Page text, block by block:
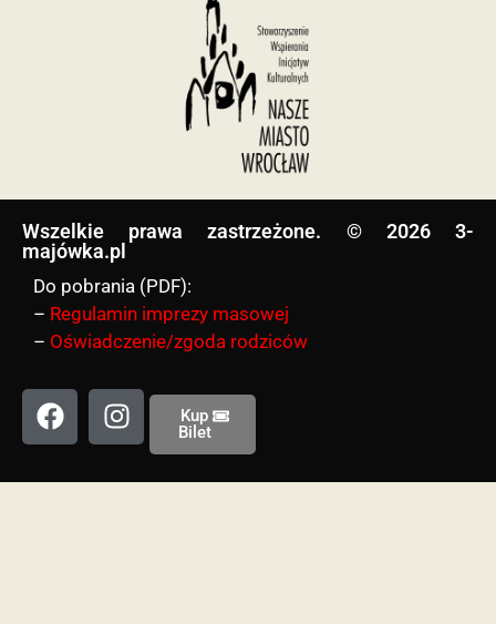
Wszelkie prawa zastrzeżone. © 2026 3-
majówka.pl​
Do pobrania (PDF):
– Regulamin imprezy masowej
– Oświadczenie/zgoda rodziców
Kup
Bilet